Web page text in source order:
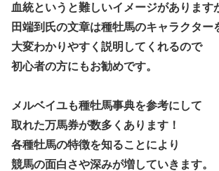
血統というと難しいイメージがあります
田端到氏の文章は種牡馬のキャラクター
大変わかりやすく説明してくれるので
初心者の方にもお勧めです。
メルベイユも種牡馬事典を参考にして
取れた万馬券が数多くあります！
各種牡馬の特徴を知ることにより
競馬の面白さや深みが増していきます。